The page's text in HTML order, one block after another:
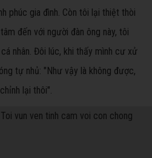
phúc gia đình. Còn tôi lại thiệt thòi
đến với người đàn ông này, tôi
nhân. Đôi lúc, khi thấy mình cư xử
tự nhủ: "Như vậy là không được,
lại thôi".